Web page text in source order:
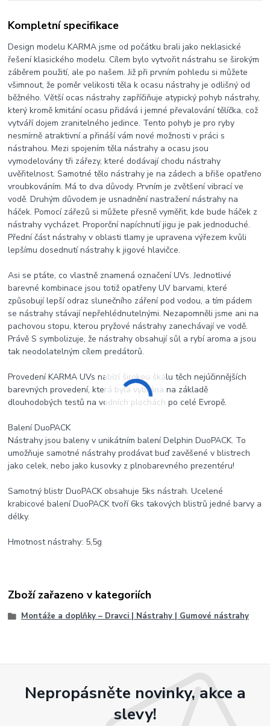
Kompletní specifikace
Design modelu KARMA jsme od počátku brali jako neklasické
řešení klasického modelu. Cílem bylo vytvořit nástrahu se širokým
záběrem použití, ale po našem. Již při prvním pohledu si můžete
všimnout, že poměr velikosti těla k ocasu nástrahy je odlišný od
běžného. Větší ocas nástrahy zapříčiňuje atypický pohyb nástrahy,
který kromě kmitání ocasu přidává i jemné převalování tělíčka, což
vytváří dojem zranitelného jedince. Tento pohyb je pro ryby
nesmírně atraktivní a přináší vám nové možnosti v práci s
nástrahou. Mezi spojením těla nástrahy a ocasu jsou
vymodelovány tři zářezy, které dodávají chodu nástrahy
uvěřitelnost. Samotné tělo nástrahy je na zádech a břiše opatřeno
vroubkováním. Má to dva důvody. Prvním je zvětšení vibrací ve
vodě. Druhým důvodem je usnadnění nastražení nástrahy na
háček. Pomocí zářezů si můžete přesně vyměřit, kde bude háček z
nástrahy vycházet. Proporční napíchnutí jigu je pak jednoduché.
Přední část nástrahy v oblasti tlamy je upravena výřezem kvůli
lepšímu dosednutí nástrahy k jigové hlavičce.
Asi se ptáte, co vlastně znamená označení UVs. Jednotlivé
barevné kombinace jsou totiž opatřeny UV barvami, které
způsobují lepší odraz slunečního záření pod vodou, a tím pádem
se nástrahy stávají nepřehlédnutelnými. Nezapomněli jsme ani na
pachovou stopu, kterou pryžové nástrahy zanechávají ve vodě.
Právě S symbolizuje, že nástrahy obsahují sůl a rybí aroma a jsou
tak neodolatelným cílem predátorů.
Provedení KARMA UVs nabízí širokou škálu těch nejúčinnějších
barevných provedení, která byla vybrána na základě
dlouhodobých testů na vodních plochách po celé Evropě.
Balení DuoPACK
Nástrahy jsou baleny v unikátním balení Delphin DuoPACK. To
umožňuje samotné nástrahy prodávat buď zavěšené v blistrech
jako celek, nebo jako kusovky z plnobarevného prezentéru!
Samotný blistr DuoPACK obsahuje 5ks nástrah. Ucelené
krabicové balení DuoPACK tvoří 6ks takových blistrů jedné barvy a
délky.
Hmotnost nástrahy: 5,5g
Zboží zařazeno v kategoriích
Montáže a doplňky – Dravci | Nástrahy | Gumové nástrahy
Nepropásněte novinky, akce a
slevy!